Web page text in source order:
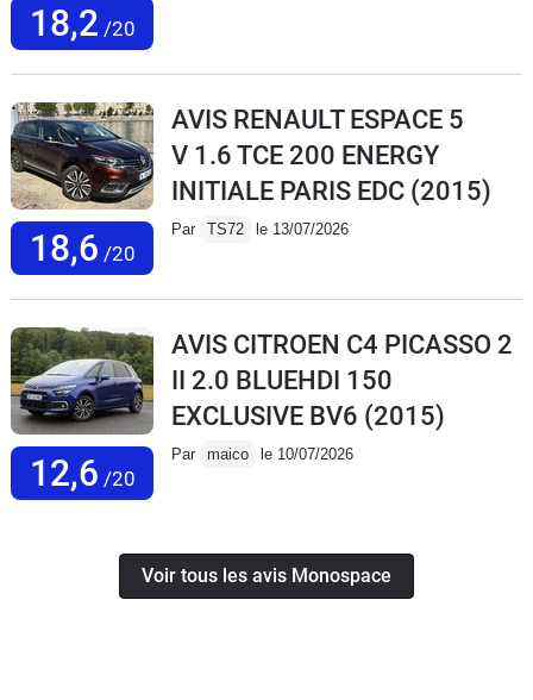
18,2 /20
18,6 /20
AVIS RENAULT ESPACE 5
V 1.6 TCE 200 ENERGY
INITIALE PARIS EDC (2015)
Par TS72 le 13/07/2026
12,6 /20
AVIS CITROEN C4 PICASSO 2
II 2.0 BLUEHDI 150
EXCLUSIVE BV6 (2015)
Par maico le 10/07/2026
Voir tous les avis Monospace